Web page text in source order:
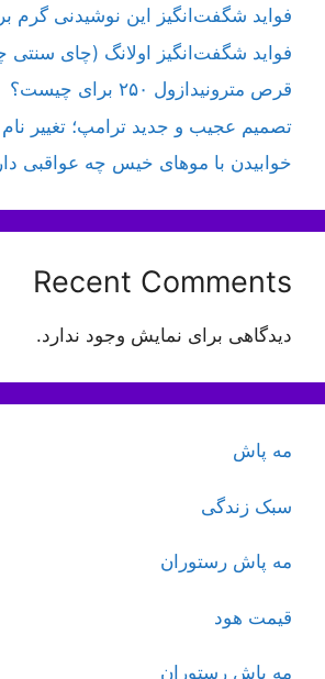
فواید شگفت‌انگیز این نوشیدنی گرم
فواید شگفت‌انگیز اولانگ (چای سنتی
قرص مترونیدازول ۲۵۰ برای چیست؟
تصمیم عجیب و جدید ترامپ؛ تغییر
خوابیدن با موهای خیس چه عواقبی
Recent Comments
دیدگاهی برای نمایش وجود ندارد.
مه پاش
سبک زندگی
مه پاش رستوران
قیمت هود
مه پاش رستوران